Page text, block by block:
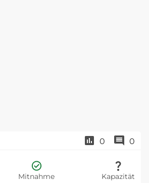
0 0
Mitnahme Kapazität